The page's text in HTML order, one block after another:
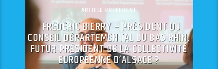
ARTICLE PRÉCÉDENT
FRÉDÉRIC BIERRY – PRÉSIDENT DU
CONSEIL DÉPARTEMENTAL DU BAS RHIN,
FUTUR PRÉSIDENT DE LA COLLECTIVITÉ
EUROPÉENNE D’ALSACE ?